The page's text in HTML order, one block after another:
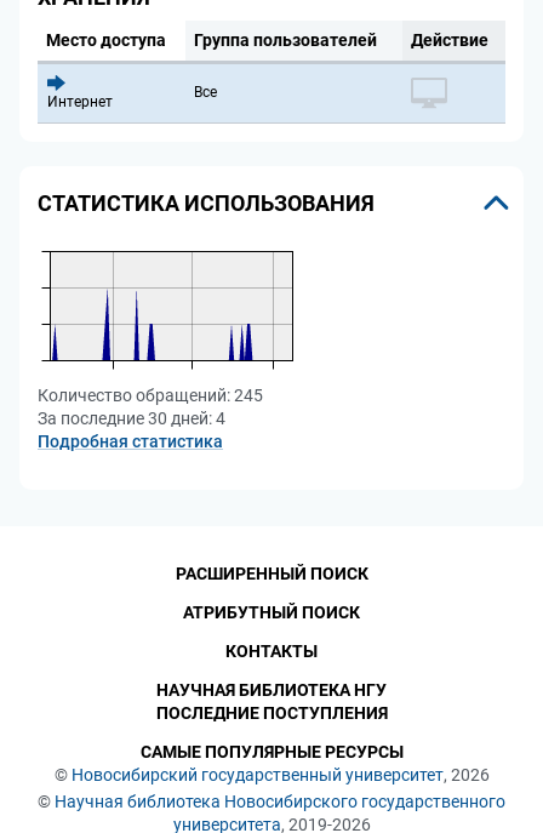
Место доступа Группа пользователей Действие
Интернет
Все
СТАТИСТИКА ИСПОЛЬЗОВАНИЯ
Количество обращений:245
За последние 30 дней:4
Подробная статистика
© Новосибирский государственный университет, 2026
© Научная библиотека Новосибирского государственного
университета, 2019-2026
РАСШИРЕННЫЙ ПОИСК
АТРИБУТНЫЙ ПОИСК
КОНТАКТЫ
НАУЧНАЯ БИБЛИОТЕКА НГУ
ПОСЛЕДНИЕ ПОСТУПЛЕНИЯ
САМЫЕ ПОПУЛЯРНЫЕ РЕСУРСЫ